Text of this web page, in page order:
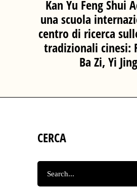
Kan Yu Feng Shui
una scuola
centro di ricerca
tradizionali cinesi:
Ba Zi, Yi
CERCA
SEARCH
FOR: